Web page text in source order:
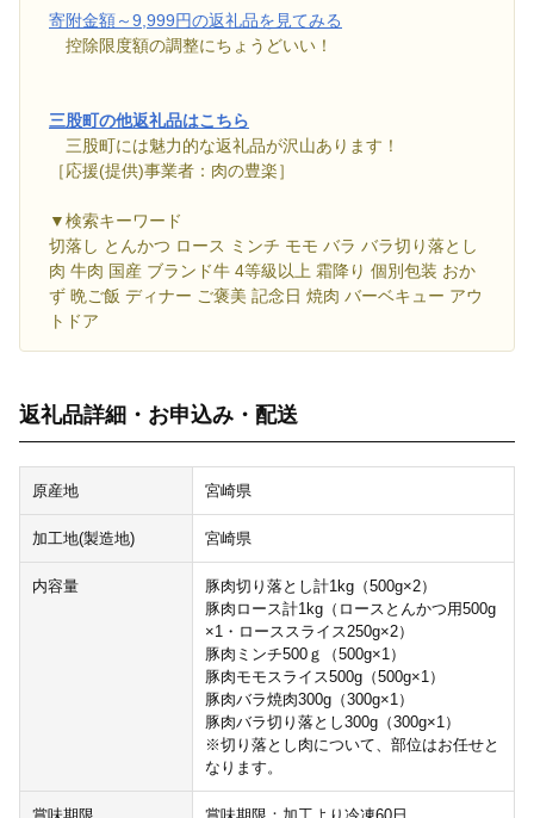
寄附金額～9,999円の返礼品を見てみる
控除限度額の調整にちょうどいい！
三股町の他返礼品はこちら
三股町には魅力的な返礼品が沢山あります！
［応援(提供)事業者：肉の豊楽］
▼検索キーワード
切落し とんかつ ロース ミンチ モモ バラ バラ切り落とし
肉 牛肉 国産 ブランド牛 4等級以上 霜降り 個別包装 おか
ず 晩ご飯 ディナー ご褒美 記念日 焼肉 バーベキュー アウ
トドア
返礼品詳細・お申込み・配送
原産地 宮崎県
加工地(製造地) 宮崎県
内容量
豚肉切り落とし計1kg（500g×2）
豚肉ロース計1kg（ロースとんかつ用500g
×1・ローススライス250g×2）
豚肉ミンチ500ｇ（500g×1）
豚肉モモスライス500g（500g×1）
豚肉バラ焼肉300g（300g×1）
豚肉バラ切り落とし300g（300g×1）
※切り落とし肉について、部位はお任せと
なります。